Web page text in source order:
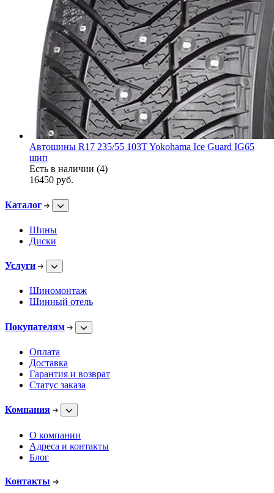
Автошины R17 235/55 103T Yokohama Ice Guard IG65
шип
Есть в наличии (4)
16450 руб.
Каталог
Шины
Диски
Услуги
Шиномонтаж
Шинный отель
Покупателям
Оплата
Доставка
Гарантия и возврат
Статус заказа
Компания
О компании
Адреса и контакты
Блог
Контакты